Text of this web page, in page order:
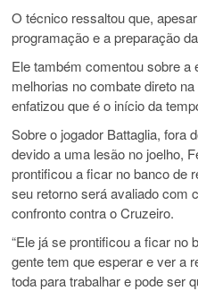
O técnico ressaltou que,
programação e a preparação
Ele também comentou sobre a
melhorias no combate direto
enfatizou que é o início da
Sobre o jogador Battaglia, fora
devido a uma lesão no joelho,
prontificou a ficar no banco de
seu retorno será avaliado com
confronto contra o Cruzeiro.
“Ele já se prontificou a ficar no
gente tem que esperar e ver a
toda para trabalhar e pode ser